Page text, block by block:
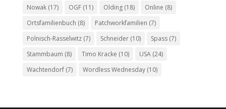
Nowak(17) OGF(11) Olding(18) Online (8)
Ortsfamilienbuch (8) Patchworkfamilien (7)
Polnisch-Rasselwitz(7) Schneider(10) Spass(7)
Stammbaum (8) Timo Kracke (10) USA(24)
Wachtendorf(7) Wordless Wednesday(10)